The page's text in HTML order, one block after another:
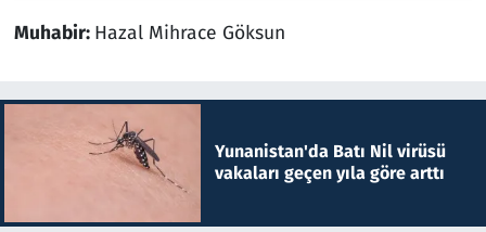
Muhabir: Hazal Mihrace Göksun
Yunanistan'da Batı Nil virüsü
vakaları geçen yıla göre arttı